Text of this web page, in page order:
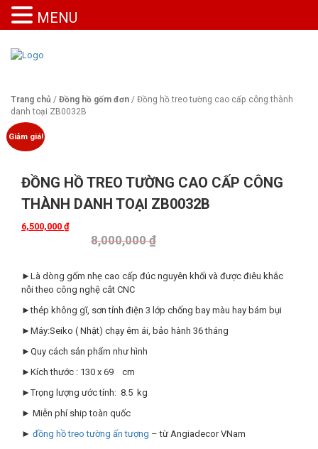
Trang chủ / Đồng hồ gốm đơn / Đồng hồ treo tường cao cấp công thành
danh toại ZB0032B
Giảm giá!
ĐỒNG HỒ TREO TƯỜNG CAO CẤP CÔNG
THÀNH DANH TOẠI ZB0032B
8,000,000₫
6,500,000 ₫
►Là dòng gốm nhẹ cao cấp đúc nguyên khối và được điêu khắc
nỗi theo công nghệ cắt CNC
►thép không gĩ, sơn tỉnh điện 3 lớp chống bay màu hay bám bụi
►Máy:Seiko ( Nhật) chạy êm ái, bảo hành 36 tháng
►Quy cách sản phẩm như hình
►Kích thước : 130 x 69 cm
►Trọng lượng ước tính: 8.5 kg
► Miễn phí ship toàn quốc
► đồng hồ treo tường ấn tượng – từ Angiadecor VNam
MENU